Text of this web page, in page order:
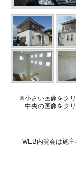
※小さい画像をクリ
中央の画像をク
WEB内覧会は施